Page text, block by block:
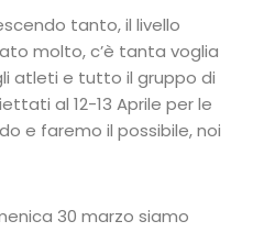
tanto, il livello
molto, c’è tanta voglia
atleti e tutto il gruppo di
al 12-13 Aprile per le
e faremo il possibile, noi
30 marzo siamo